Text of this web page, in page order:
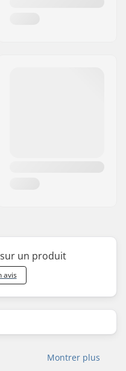
un produit
avis
Montrer plus